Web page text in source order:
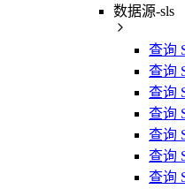
数据源-sls
查询
查询
查询
查询
查询
查询
查询